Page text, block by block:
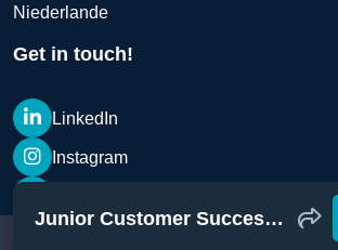
Junior Customer Success Manager
Niederlande
Get in touch!
LinkedIn
Instagram
@Copyright Vacatureshulp